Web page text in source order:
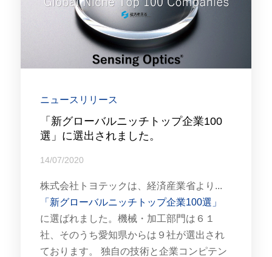
ニュースリリース
「新グローバルニッチトップ企業100
選」に選出されました。
14/07/2020
株式会社トヨテックは、経済産業省より...
「新グローバルニッチトップ企業100選」
に選ばれました。機械・加工部門は６１
社、そのうち愛知県からは９社が選出され
ております。 独自の技術と企業コンピテン